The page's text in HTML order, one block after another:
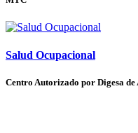
Salud Ocupacional
Centro Autorizado por Digesa de